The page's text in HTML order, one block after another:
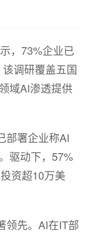
，73%企业已
调研覆盖五国
域AI渗透提供
部署企业称AI
驱动下，57%
资超10万美
领先。AI在IT部